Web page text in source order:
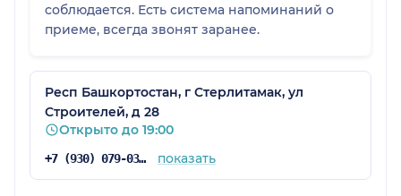
соблюдается. Есть система напоминаний о
приеме, всегда звонят заранее.
Респ Башкортостан, г Стерлитамак, ул
Строителей, д 28
Открыто до 19:00
+7 (930) 079-03-97 показать